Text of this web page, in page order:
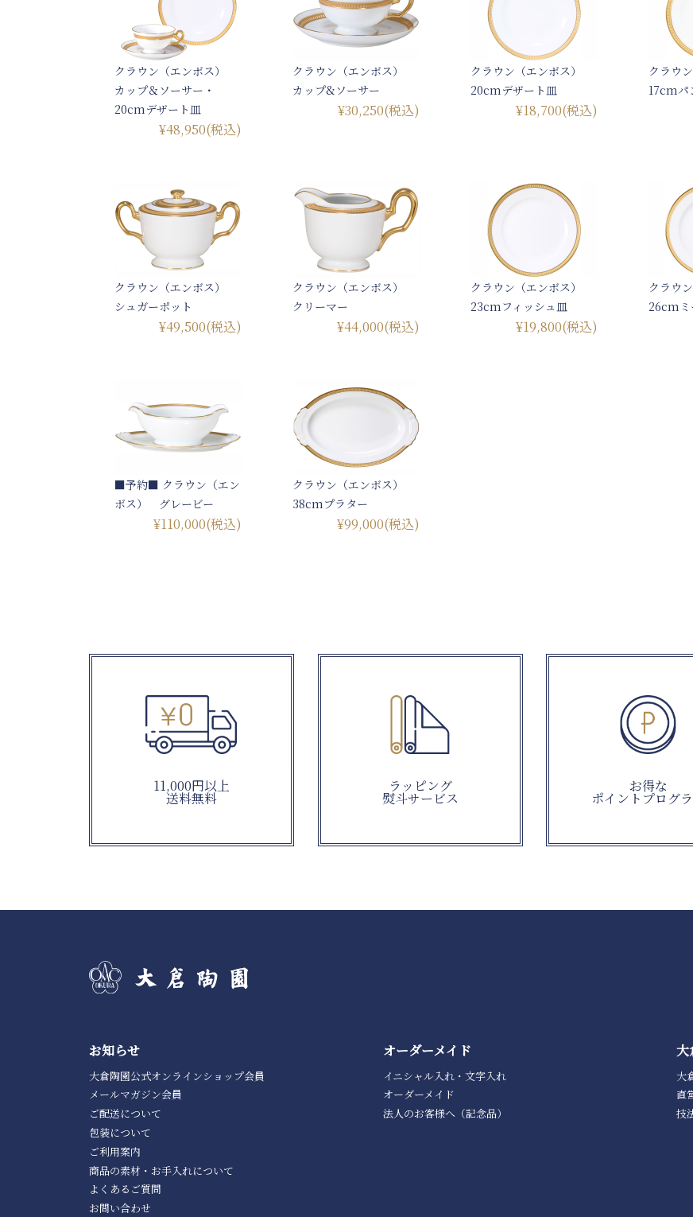
クラウン（エンボス）
カップ＆ソーサー・
20cmデザート皿
¥48,950(税込)
クラウン（エンボス）
カップ&ソーサー
¥30,250(税込)
クラウン（エンボス）
20cmデザート皿
¥18,700(税込)
クラウ
17cmパ
クラウン（エンボス）
シュガーポット
¥49,500(税込)
クラウン（エンボス）
クリーマー
¥44,000(税込)
クラウン（エンボス）
23cmフィッシュ皿
¥19,800(税込)
クラウ
26cmミ
■予約■ クラウン（エン
ボス） グレービー
¥110,000(税込)
クラウン（エンボス）
38cmプラター
¥99,000(税込)
11,000円以上
送料無料
ラッピング
熨斗サービス
お得な
ポイントプログ
お知らせ
大倉陶園公式オンラインショップ会員
メールマガジン会員
ご配送について
包装について
ご利用案内
商品の素材・お手入れについて
よくあるご質問
お問い合わせ
オーダーメイド
イニシャル入れ・文字入れ
オーダーメイド
法人のお客様へ（記念品）
大
大
直
技